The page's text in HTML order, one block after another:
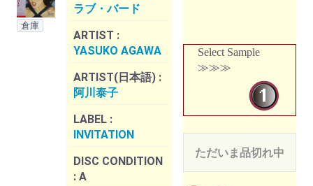
倉庫
ラブ・バード
ARTIST :
YASUKO AGAWA
ARTIST(日本語) :
阿川泰子
LABEL :
INVITATION
DISC CONDITION
: A
Select Sample
≫≫≫
ただいま品切れ中